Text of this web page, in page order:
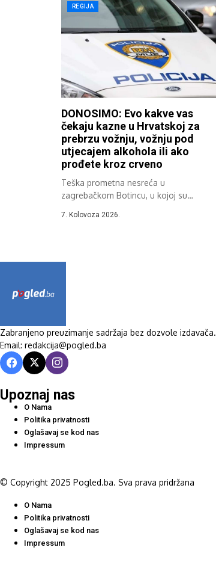
REGIJA
DONOSIMO: Evo kakve vas
čekaju kazne u Hrvatskoj za
prebrzu vožnju, vožnju pod
utjecajem alkohola ili ako
prođete kroz crveno
Teška prometna nesreća u
zagrebačkom Botincu, u kojoj su
7. Kolovoza 2026.
Zabranjeno preuzimanje sadržaja bez dozvole izdavača.
Email: redakcija@pogled.ba
Upoznaj nas
O Nama
Politika privatnosti
Oglašavaj se kod nas
Impressum
© Copyright 2025 Pogled.ba. Sva prava pridržana
O Nama
Politika privatnosti
Oglašavaj se kod nas
Impressum